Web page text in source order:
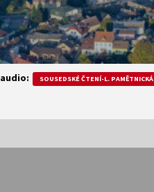
audio: SOUSEDSKÉ ČTENÍ-L.